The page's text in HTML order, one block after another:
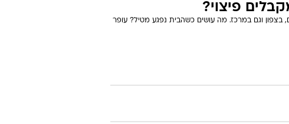
פיצוי?
בצפון וגם במרכז. מה עושים כשהבית נפגע מטיל? עופר